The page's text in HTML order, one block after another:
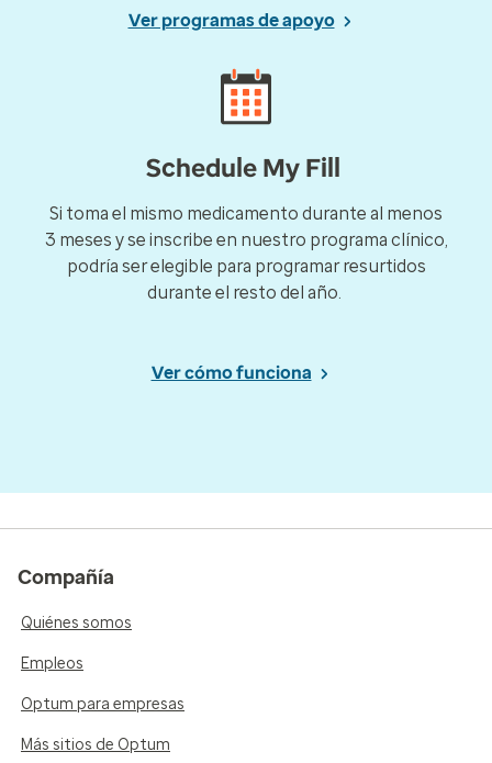
Ver programas de apoyo
Schedule My Fill
Si toma el mismo medicamento durante al menos
3 meses y se inscribe en nuestro programa clínico,
podría ser elegible para programar resurtidos
durante el resto del año.
Ver cómo funciona
Compañía
Quiénes somos
Empleos
Optum para empresas
Más sitios de Optum